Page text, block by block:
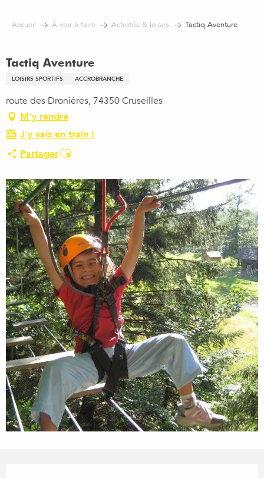
Accueil À voir à faire Activités & loisirs Tactiq Aventure
Tactiq Aventure
LOISIRS SPORTIFS ACCROBRANCHE
route des Dronières, 74350 Cruseilles
M'y rendre
J'y vais en train !
PartagerAjouter aux favoris